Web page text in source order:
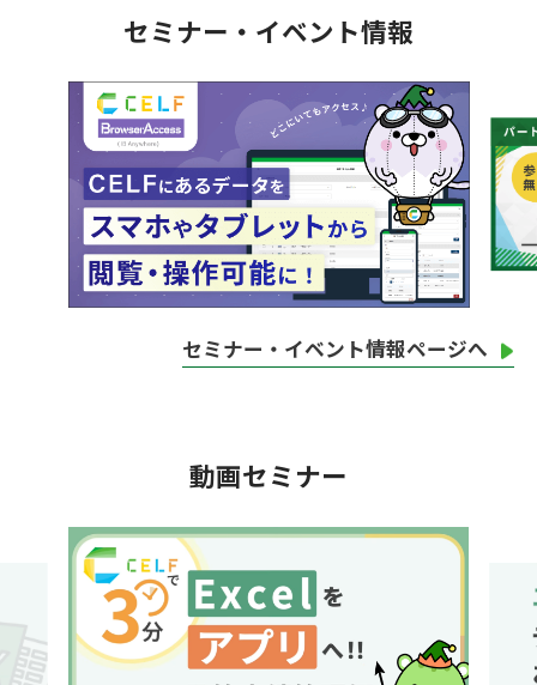
セミナー・イベント情報
セミナー・イベント情報ページへ
動画セミナー